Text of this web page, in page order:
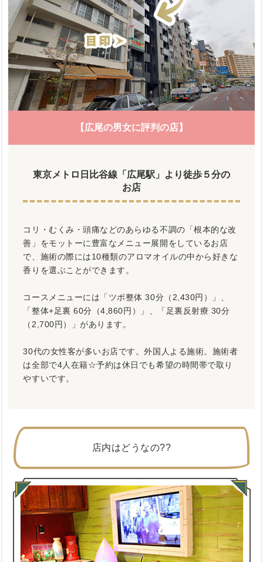
【広尾の男女に評判の店】
東京メトロ日比谷線「広尾駅」より徒歩５分の
お店
コリ・むくみ・頭痛などのあらゆる不調の「根本的な改
善」をモットーに豊富なメニュー展開をしているお店
で、施術の際には10種類のアロマオイルの中から好きな
香りを選ぶことができます。
コースメニューには「ツボ整体 30分（2,430円）」、
「整体+足裏 60分（4,860円）」、「足裏反射療 30分
（2,700円）」があります。
30代の女性客が多いお店です。外国人よる施術。施術者
は全部で4人在籍☆予約は休日でも希望の時間帯で取り
やすいです。
店内はどうなの??